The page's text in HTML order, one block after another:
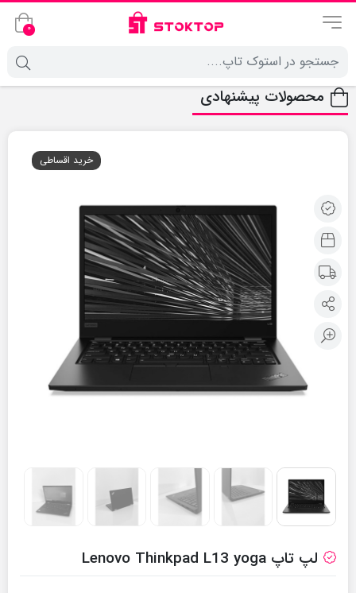
0
محصولات پیشنهادی
خرید اقساطی
لپ تاپ Lenovo Thinkpad L13 yoga